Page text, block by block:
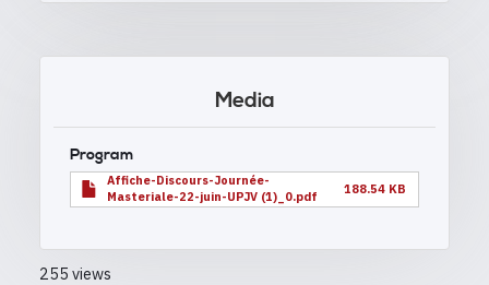
Media
Program
Affiche-Discours-Journée-
Masteriale-22-juin-UPJV (1)_0.pdf
188.54 KB
255 views